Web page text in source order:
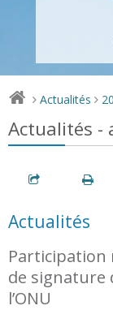
> Actualités >
Actualités -
Actualités
Participation
de signature
l’ONU